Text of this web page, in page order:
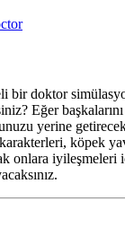
bir doktor
Eğer
yerine
köpek
onlara iyileşmeleri